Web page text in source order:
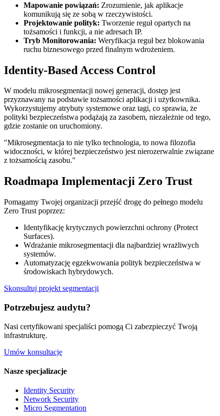
Mapowanie powiązań: Zrozumienie, jak aplikacje
komunikują się ze sobą w rzeczywistości.
Projektowanie polityk: Tworzenie reguł opartych na
tożsamości i funkcji, a nie adresach IP.
Tryb Monitorowania: Weryfikacja reguł bez blokowania
ruchu biznesowego przed finalnym wdrożeniem.
Identity-Based Access Control
W modelu mikrosegmentacji nowej generacji, dostęp jest
przyznawany na podstawie tożsamości aplikacji i użytkownika.
Wykorzystujemy atrybuty systemowe oraz tagi, co sprawia, że
polityki bezpieczeństwa podążają za zasobem, niezależnie od tego,
gdzie zostanie on uruchomiony.
"Mikrosegmentacja to nie tylko technologia, to nowa filozofia
widoczności, w której bezpieczeństwo jest nierozerwalnie związane
z tożsamością zasobu."
Roadmapa Implementacji Zero Trust
Pomagamy Twojej organizacji przejść drogę do pełnego modelu
Zero Trust poprzez:
Identyfikację krytycznych powierzchni ochrony (Protect
Surfaces).
Wdrażanie mikrosegmentacji dla najbardziej wrażliwych
systemów.
Automatyzację egzekwowania polityk bezpieczeństwa w
środowiskach hybrydowych.
Skonsultuj projekt segmentacji
Potrzebujesz audytu?
Nasi certyfikowani specjaliści pomogą Ci zabezpieczyć Twoją
infrastrukturę.
Umów konsultację
Nasze specjalizacje
Identity Security
Network Security
Micro Segmentation